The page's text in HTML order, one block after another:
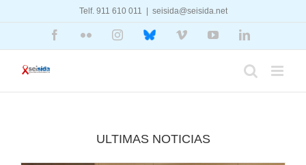
Telf. 911 610 011 seisida@seisida.net
FacebookFlickr InstagramBluesky Vimeo YouTubeLinkedIn
ULTIMAS NOTICIAS